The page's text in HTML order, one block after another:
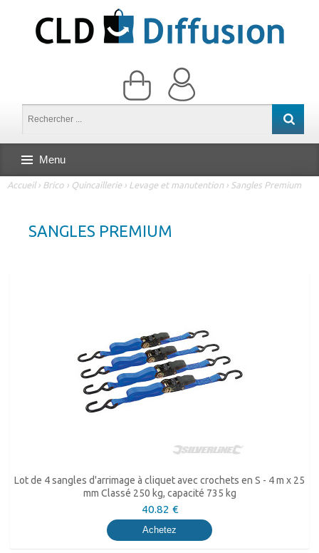
Menu
Accueil› Brico › Quincaillerie › Levage et manutention › Sangles Premium
SANGLES PREMIUM
Lot de 4 sangles d'arrimage à cliquet avec crochets en S - 4 m x 25
mm Classé 250 kg, capacité 735 kg
40.82 €
Achetez